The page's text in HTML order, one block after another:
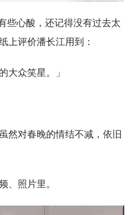
些心酸，还记得没有过去太
上评价潘长江用到：
大众笑星。」
然对春晚的情结不减，依旧
、照片里。